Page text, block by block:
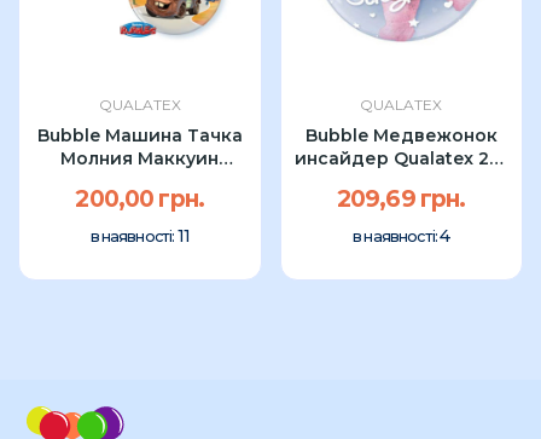
QUALATEX
Bubble Машина Тачка
Молния Маккуин
200,00 грн.
в наявності: 11
QUALATEX
Bubble Медвежонок
инсайдер Qualatex 24"
209,69 грн.
в наявності:4